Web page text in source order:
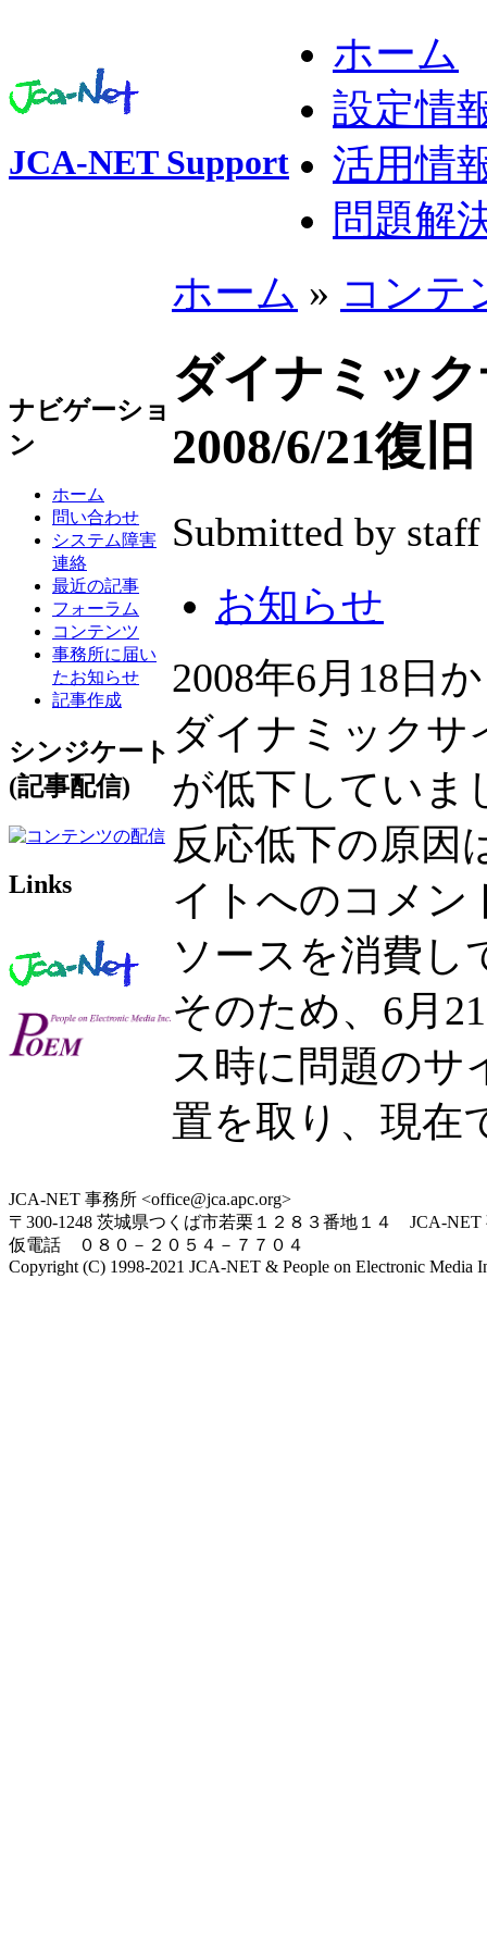
JCA-NET Support
ホーム
設定情
活用情
問題解
ナビゲーショ
ン
ホーム
問い合わせ
システム障害
連絡
最近の記事
フォーラム
コンテンツ
事務所に届い
たお知らせ
記事作成
シンジケート
(記事配信)
Links
ホーム » コンテ
ダイナミッ
2008/6/21復旧
Submitted by
お知らせ
2008年6月18日
ダイナミックサ
が低下していま
反応低下の原因
イトへのコメン
ソースを消費し
そのため、6月
ス時に問題のサ
置を取り、現在
JCA-NET 事務所 <office@jca.apc.org>
〒300-1248 茨城県つくば市若栗１２８３番地１４ JCA-NET
仮電話 ０８０－２０５４－７７０４
Copyright (C) 1998-2021 JCA-NET & People on Electronic Media